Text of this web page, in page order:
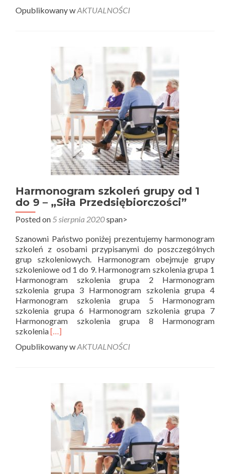
Opublikowany wAKTUALNOŚCI
Harmonogram szkoleń grupy od 1
do 9 – „Siła Przedsiębiorczości”
Posted on 5 sierpnia 2020span>
Szanowni Państwo poniżej prezentujemy harmonogram
szkoleń z osobami przypisanymi do poszczególnych
grup szkoleniowych. Harmonogram obejmuje grupy
szkoleniowe od 1 do 9. Harmonogram szkolenia grupa 1
Harmonogram szkolenia grupa 2 Harmonogram
szkolenia grupa 3 Harmonogram szkolenia grupa 4
Harmonogram szkolenia grupa 5 Harmonogram
szkolenia grupa 6 Harmonogram szkolenia grupa 7
Harmonogram szkolenia grupa 8 Harmonogram
szkoleniaRead
about
grupy
1
do
9
Przedsiębiorczości”
[…]
Opublikowany wAKTUALNOŚCI